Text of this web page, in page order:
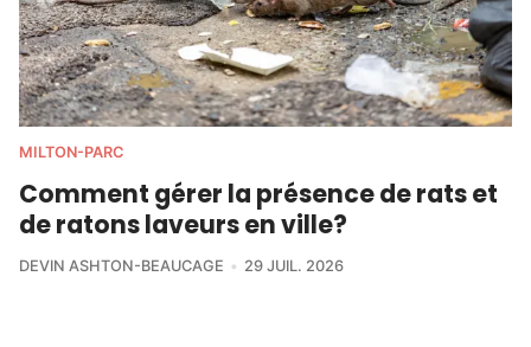
MILTON-PARC
Comment gérer la présence de rats et
de ratons laveurs en ville?
DEVIN ASHTON-BEAUCAGE 29 JUIL. 2026